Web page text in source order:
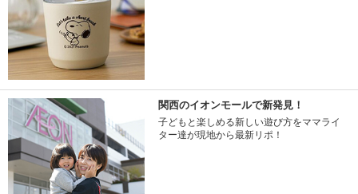
関西のイオンモールで新発見！
子どもと楽しめる新しい遊び方をママライ
ター達が現地から最新リポ！